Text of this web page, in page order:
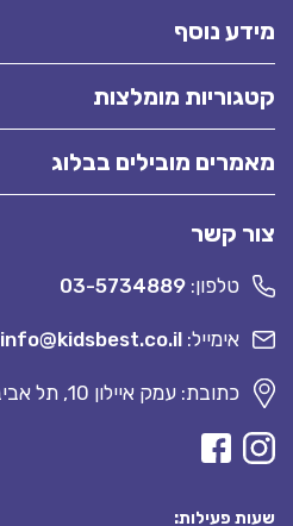
מידע נוסף
קטגוריות מומלצות
מאמרים מובילים בבלוג
צור קשר
טלפון: 03-5734889
אימייל: info@kidsbest.co.il
כתובת: עמק איילון 10, תל אביב.
שעות פעילות: